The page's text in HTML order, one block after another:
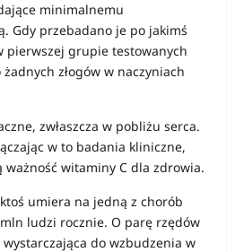
minimalnemu
Gdy przebadano je po jakimś
pierwszej grupie testowanych
złogów w naczyniach
zwłaszcza w pobliżu serca.
w to badania kliniczne,
ważność witaminy C dla zdrowia.
umiera na jedną z chorób
ludzi rocznie. O parę rzędów
do wzbudzenia w